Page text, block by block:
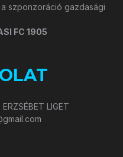
szponzoráció gazdasági
FC 1905
LIGET